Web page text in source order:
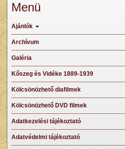
Menü
Ajánlók
Archívum
Galéria
Kőszeg és Vidéke 1889-1939
Kölcsönözhető diafilmek
Kölcsönözhető DVD filmek
Adatkezelési tájékoztató
Adatvédelmi tájékoztató